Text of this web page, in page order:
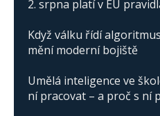
2. srpna platí v EU
Když válku řídí
mění moderní bojiště
Umělá inteligence ve
ní pracovat – a proč s ní